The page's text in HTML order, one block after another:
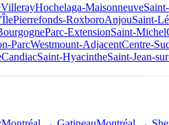
VillerayHochelaga-Maisonneuve
Pierrefonds-RoxboroAnjouSaint-
Parc-ExtensionSaint-Michel
ParcWestmount-AdjacentCentre-
CandiacSaint-HyacintheSaint-Jean-